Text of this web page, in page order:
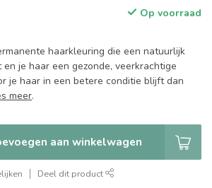
Op voorraad
haarkleuring die een natuurlijk
je haar een gezonde, veerkrachtige
je haar in een betere conditie blijft dan
meer.
aan winkelwagen
Deel dit product